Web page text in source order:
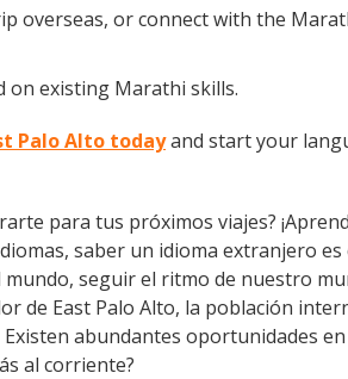
overseas, or connect with the
on existing Marathi skills.
Palo Alto todayand start your
para tus próximos viajes?
saber un idioma extranjero es
seguir el ritmo de nuestro
de East Palo Alto, la población
abundantes oportunidades en
al corriente?